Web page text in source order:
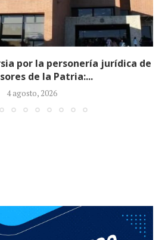
completa su gabinete
la designación de...
3 agosto, 2026